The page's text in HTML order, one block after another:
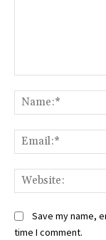
Save my name,
time I comment.